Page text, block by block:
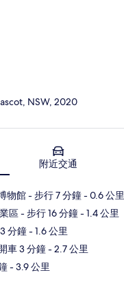
地圖
NSW, 2020
附近交通
物館- 步行 7 分鐘- 0.6 公里
區- 步行 16 分鐘- 1.4 公里
分鐘- 1.6 公里
車 3 分鐘- 2.7 公里
- 3.9 公里